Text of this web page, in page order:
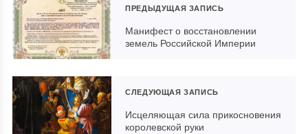
ПРЕДЫДУЩАЯ ЗАПИСЬ
Манифест о восстановлении
земель Российской Империи
СЛЕДУЮЩАЯ ЗАПИСЬ
Исцеляющая сила прикосновения
королевской руки